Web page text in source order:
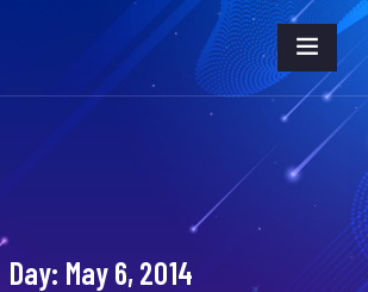
Day: May 6, 2014